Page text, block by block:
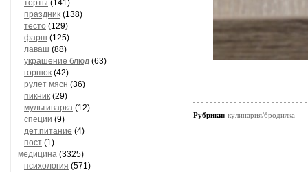
торты (141)
праздник (138)
тесто (129)
фарш (125)
лаваш (88)
украшение блюд (63)
горшок (42)
рулет мясн (36)
пикник (29)
мультиварка (12)
специи (9)
дет.питание (4)
пост (1)
медицина (3325)
психология (571)
Рубрики: кулинария/бродилка